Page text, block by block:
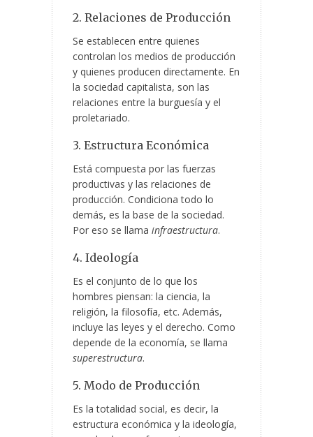
2. Relaciones de Producción
Se establecen entre quienes
controlan los medios de producción
y quienes producen directamente. En
la sociedad capitalista, son las
relaciones entre la burguesía y el
proletariado.
3. Estructura Económica
Está compuesta por las fuerzas
productivas y las relaciones de
producción. Condiciona todo lo
demás, es la base de la sociedad.
Por eso se llama infraestructura.
4. Ideología
Es el conjunto de lo que los
hombres piensan: la ciencia, la
religión, la filosofía, etc. Además,
incluye las leyes y el derecho. Como
depende de la economía, se llama
superestructura.
5. Modo de Producción
Es la totalidad social, es decir, la
estructura económica y la ideología,